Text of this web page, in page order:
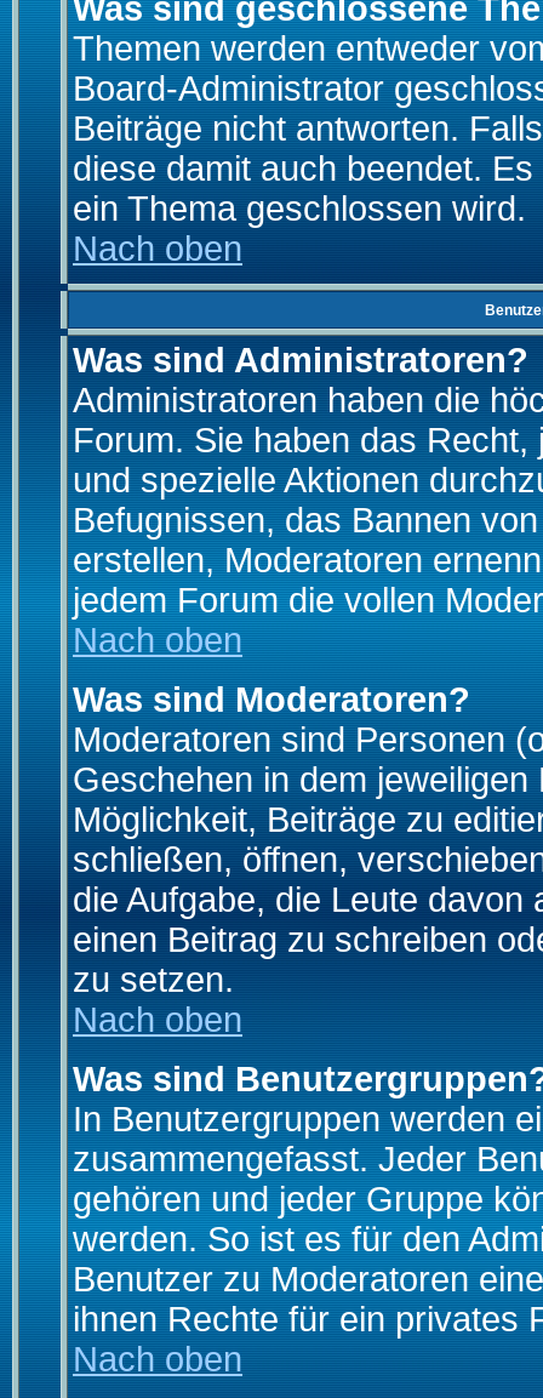
Was sind geschlossene
Themen werden entweder
Board-Administrator
Beiträge nicht antworten.
diese damit auch beendet.
ein Thema geschlossen wird.
Nach oben
Was sind Administratoren?
Administratoren haben die
Forum. Sie haben das
und spezielle Aktionen
Befugnissen, das Bannen
erstellen, Moderatoren
jedem Forum die vollen
Nach oben
Was sind Moderatoren?
Moderatoren sind Personen
Geschehen in dem
Möglichkeit, Beiträge zu
schließen, öffnen,
die Aufgabe, die Leute
einen Beitrag zu schreiben
zu setzen.
Nach oben
Was sind
In Benutzergruppen werden
zusammengefasst. Jeder
gehören und jeder Gruppe
werden. So ist es für den
Benutzer zu Moderatoren
ihnen Rechte für ein privates
Nach oben